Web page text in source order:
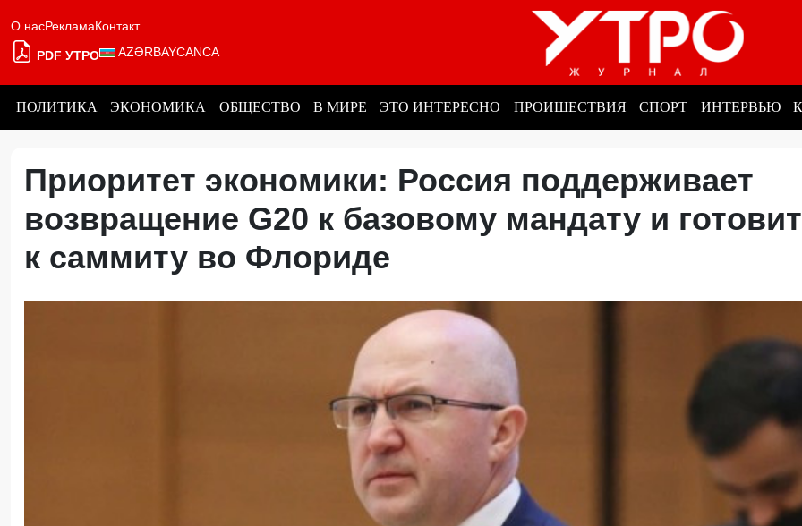
О насРекламаКонтакт
PDF УТРО AZƏRBAYCANCA
ПОЛИТИКА ЭКОНОМИКА ОБЩЕСТВО В МИРЕ ЭТО ИНТЕРЕСНО ПРОИШЕСТВИЯ СПОРТ ИНТЕРВЬЮ
Приоритет экономики: Россия поддерживает
возвращение G20 к базовому мандату и
к саммиту во Флориде